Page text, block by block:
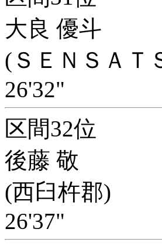
大良 優斗
(ＳＥＮＳＡＴ
26'32"
区間32位
後藤 敬
(西臼杵郡)
26'37"